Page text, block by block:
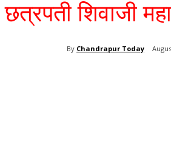
छत्रपती शिवाजी
By Chandrapur Today